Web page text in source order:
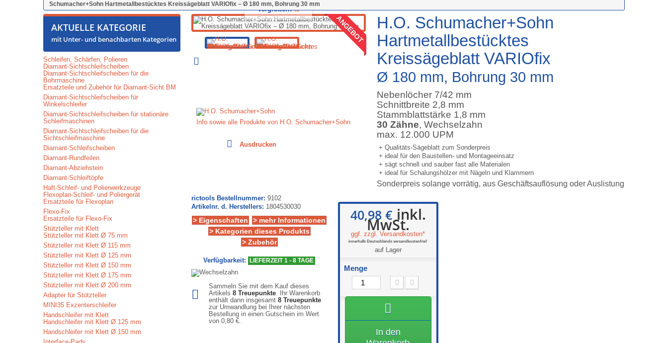
Schumacher+Sohn Hartmetallbestücktes Kreissägeblatt VARIOfix – Ø 180 mm, Bohrung 30 mm
AKTUELLE KATEGORIE
mit Unter- und benachbarten Kategorien
Schleifen, Schärfen, Polieren
Diamant-Sichtschleifscheiben
Diamant-Sichtschleifscheiben für die
Bohrmaschine
Ersatzteile und Zubehör für Diamant-Sicht BM
Diamant-Sichtschleifscheiben für
Winkelschleifer
Diamant-Sichtschleifscheiben für stationäre
Schleifmaschinen
Diamant-Sichtschleifscheiben für die
Sichtschleifmaschine
Diamant-Schleifscheiben
Diamant-Rundfeilen
Diamant-Abziehstein
Diamant-Schleiftöpfe
Haft-Schleif- und Polierwerkzeuge
Flexoplan-Schleif- und Poliergerät
Ersatzteile für Flexoplan
Flexo-Fix
Ersatzteile für Flexo-Fix
Stützteller mit Klett
Stützteller mit Klett Ø 75 mm
Stützteller mit Klett Ø 115 mm
Stützteller mit Klett Ø 125 mm
Stützteller mit Klett Ø 150 mm
Stützteller mit Klett Ø 175 mm
Stützteller mit Klett Ø 200 mm
Adapter für Stützteller
MINI35 Exzenterschleifer
Handschleifer mit Klett
Handschleifer mit Klett Ø 125 mm
Handschleifer mit Klett Ø 150 mm
ANGEBOT
Vergrößern
Info sowie alle Produkte von H.O. Schumacher+Sohn
Ausdrucken
H.O. Schumacher+Sohn
Hartmetallbestücktes
Kreissägeblatt VARIOfix
Ø 180 mm, Bohrung 30 mm
Nebenlöcher 7/42 mm
Schnittbreite 2,8 mm
Stammblattstärke 1,8 mm
30 Zähne, Wechselzahn
max. 12.000 UPM
+ Qualitäts-Sägeblatt zum Sonderpreis
+ ideal für den Baustellen- und Montageeinsatz
+ sägt schnell und sauber fast alle Materialen
+ ideal für Schalungshölzer mit Nägeln und Klammern
Sonderpreis solange vorrätig, aus Geschäftsauflösung oder Auslistung
rictools Bestellnummer: 9102
Artikelnr. d. Herstellers: 1804530030
> Eigenschaften
> mehr Informationen
> Kategorien dieses Produkts
> Zubehör
Verfügbarkeit: LIEFERZEIT 1 - 8 TAGE
Sammeln Sie mit dem Kauf dieses
Artikels 8 Treuepunkte. Ihr Warenkorb
enthält dann insgesamt 8 Treuepunkte
zur Umwandlung bei Ihrer nächsten
Bestellung in einen Gutschein im Wert
von 0,80 €.
40,98 € inkl.
MwSt.
ggf. zzgl. Versandkosten*
innerhalb Deutschlands versandkostenfrei!
auf Lager
Menge
In den